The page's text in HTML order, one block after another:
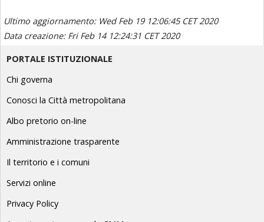
Ultimo aggiornamento: Wed Feb 19 12:06:45 CET 2020
Data creazione: Fri Feb 14 12:24:31 CET 2020
PORTALE ISTITUZIONALE
Chi governa
Conosci la Città metropolitana
Albo pretorio on-line
Amministrazione trasparente
Il territorio e i comuni
Servizi online
Privacy Policy